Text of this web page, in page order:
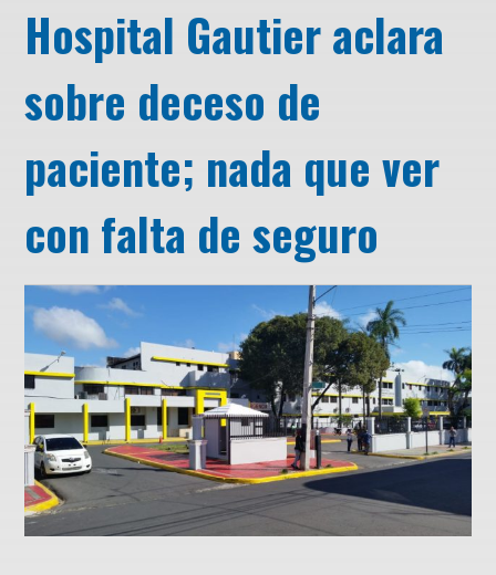
Hospital Gautier aclara
sobre deceso de
paciente; nada que ver
con falta de seguro